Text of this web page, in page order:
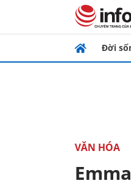
Đời
VĂN HÓA